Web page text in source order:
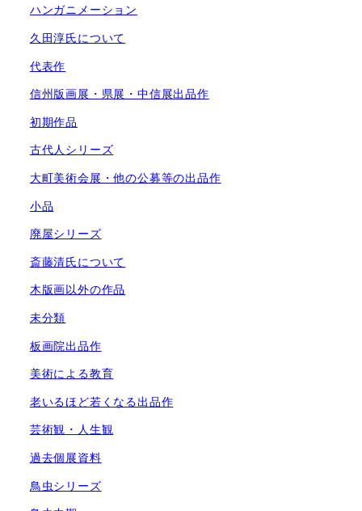
ハンガニメーション
久田淳氏について
代表作
信州版画展・県展・中信展出品作
初期作品
古代人シリーズ
大町美術会展・他の公募等の出品作
小品
廃屋シリーズ
斎藤清氏について
木版画以外の作品
未分類
板画院出品作
美術による教育
老いるほど若くなる出品作
芸術観・人生観
過去個展資料
鳥虫シリーズ